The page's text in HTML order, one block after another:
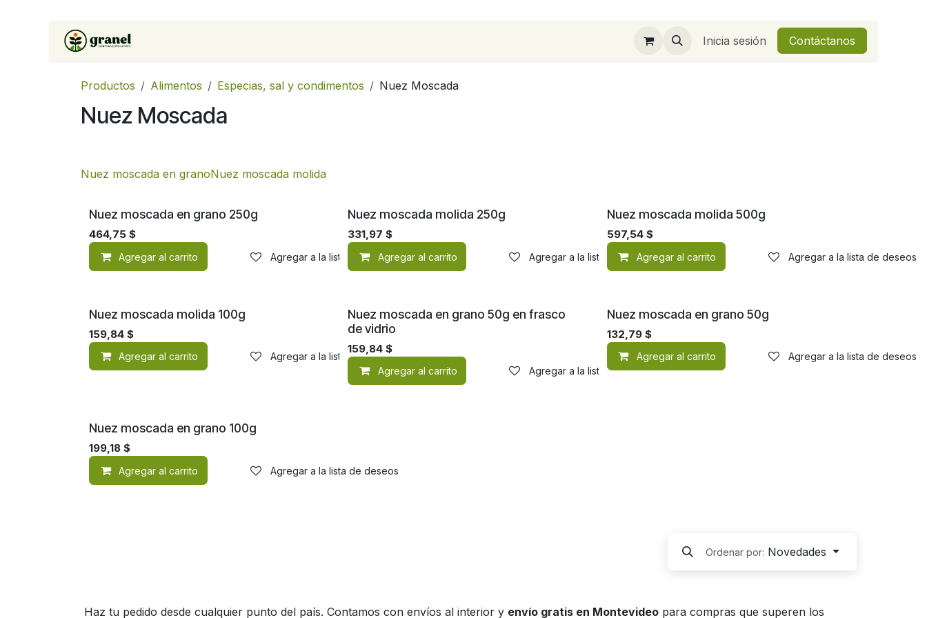
Ir al contenido
Inicia sesión Contáctanos
Productos Alimentos Especias, sal y condimentos Nuez Moscada
Nuez Moscada
Nuez moscada en granoNuez moscada molida
Nuez moscada en grano 250g
464,75 $
Agregar al carrito Agregar a la lista de deseos
Nuez moscada molida 250g
331,97 $
Agregar al carrito Agregar a la lista de deseos
Nuez moscada molida 500g
597,54$
Agregar al carrito Agregar a la lista de deseos
Nuez moscada molida 100g
159,84 $
Agregar al carrito Agregar a la lista de deseos
Nuez moscada en grano 50g en frasco
de vidrio
159,84 $
Agregar al carrito Agregar a la lista de deseos
Nuez moscada en grano 50g
132,79$
Agregar al carrito Agregar a la lista de deseos
Nuez moscada en grano 100g
199,18 $
Agregar al carrito Agregar a la lista de deseos
Ordenar por: Novedades
Haz tu pedido desde cualquier punto del país. Contamos con envíos al interior y envío gratis en Montevideo para compras que superen los